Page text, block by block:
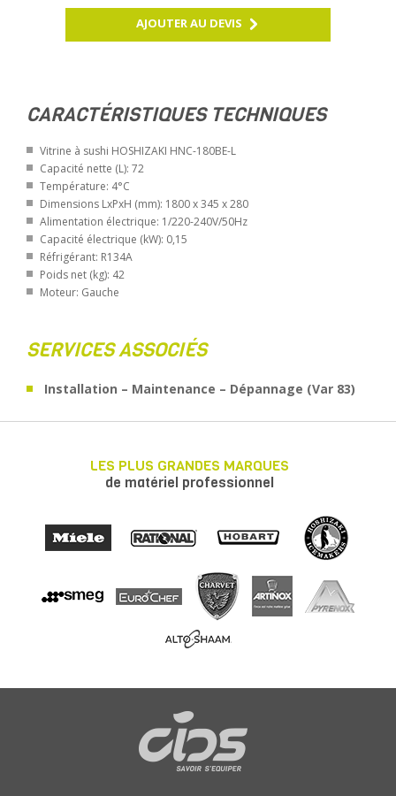
AJOUTER AU DEVIS
CARACTÉRISTIQUES TECHNIQUES
Vitrine à sushi HOSHIZAKI HNC-180BE-L
Capacité nette (L): 72
Température: 4°C
Dimensions LxPxH (mm): 1800 x 345 x 280
Alimentation électrique: 1/220-240V/50Hz
Capacité électrique (kW): 0,15
Réfrigérant: R134A
Poids net (kg): 42
Moteur: Gauche
SERVICES ASSOCIÉS
Installation – Maintenance – Dépannage (Var 83)
LES PLUS GRANDES MARQUES
de matériel professionnel